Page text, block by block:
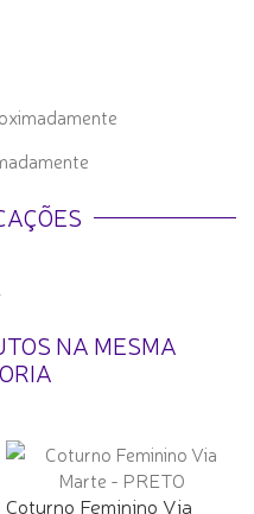
NA MESMA
Coturno Feminino Via